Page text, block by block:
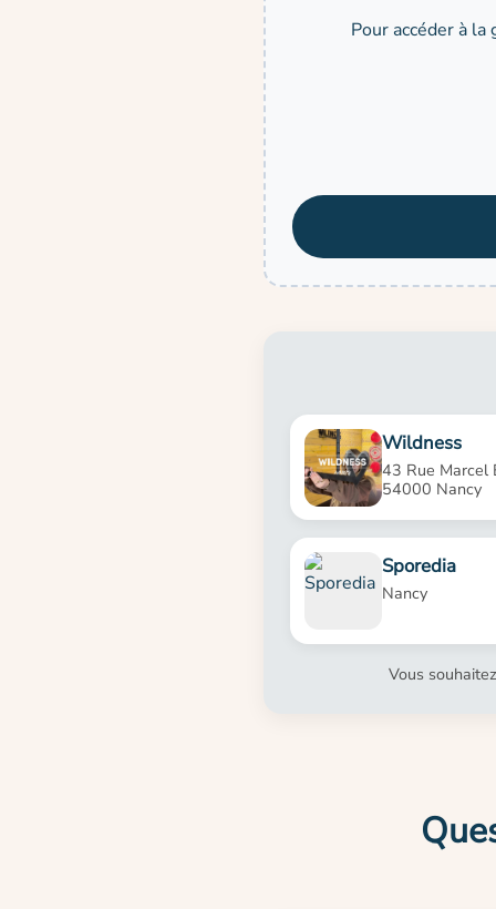
Pour accéder à
Wildness
43 Rue Marcel
54000 Nancy
Sporedia
Nancy
Vous